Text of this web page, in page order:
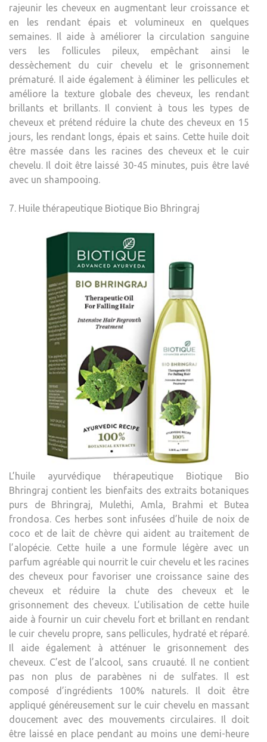
rajeunir les cheveux en augmentant leur croissance et
en les rendant épais et volumineux en quelques
semaines. Il aide à améliorer la circulation sanguine
vers les follicules pileux, empêchant ainsi le
dessèchement du cuir chevelu et le grisonnement
prématuré. Il aide également à éliminer les pellicules et
améliore la texture globale des cheveux, les rendant
brillants et brillants. Il convient à tous les types de
cheveux et prétend réduire la chute des cheveux en 15
jours, les rendant longs, épais et sains. Cette huile doit
être massée dans les racines des cheveux et le cuir
chevelu. Il doit être laissé 30-45 minutes, puis être lavé
avec un shampooing.
7. Huile thérapeutique Biotique Bio Bhringraj
L’huile ayurvédique thérapeutique Biotique Bio
Bhringraj contient les bienfaits des extraits botaniques
purs de Bhringraj, Mulethi, Amla, Brahmi et Butea
frondosa. Ces herbes sont infusées d’huile de noix de
coco et de lait de chèvre qui aident au traitement de
l’alopécie. Cette huile a une formule légère avec un
parfum agréable qui nourrit le cuir chevelu et les racines
des cheveux pour favoriser une croissance saine des
cheveux et réduire la chute des cheveux et le
grisonnement des cheveux. L’utilisation de cette huile
aide à fournir un cuir chevelu fort et brillant en rendant
le cuir chevelu propre, sans pellicules, hydraté et réparé.
Il aide également à atténuer le grisonnement des
cheveux. C’est de l’alcool, sans cruauté. Il ne contient
pas non plus de parabènes ni de sulfates. Il est
composé d’ingrédients 100% naturels. Il doit être
appliqué généreusement sur le cuir chevelu en massant
doucement avec des mouvements circulaires. Il doit
être laissé en place pendant au moins une demi-heure